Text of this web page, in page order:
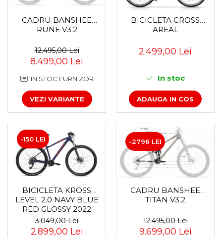
Pedale
Pinioane
Roți spate
Set roți
Accesorii roți
Roți față
Schimbătoare
Schimbătoare față
Schimbătoare spate
Piese schimbătoare
Șei
Tije telescopice
Coliere tije șa
Manete tije telescopice
Piese tije sa
CADRU BANSHEE
RUNE V3.2
12.495,00 Lei
8.499,00 Lei
IN STOC FURNIZOR
VEZI VARIANTE
BICICLETA CROSS
AREAL
2.499,00 Lei
In stoc
ADAUGA IN COS
-150 LEI
BICICLETA KROSS
LEVEL 2.0 NAVY BLUE
RED GLOSSY 2022
3.049,00 Lei
2.899,00 Lei
-2796 LEI
CADRU BANSHEE
TITAN V3.2
12.495,00 Lei
9.699,00 Lei